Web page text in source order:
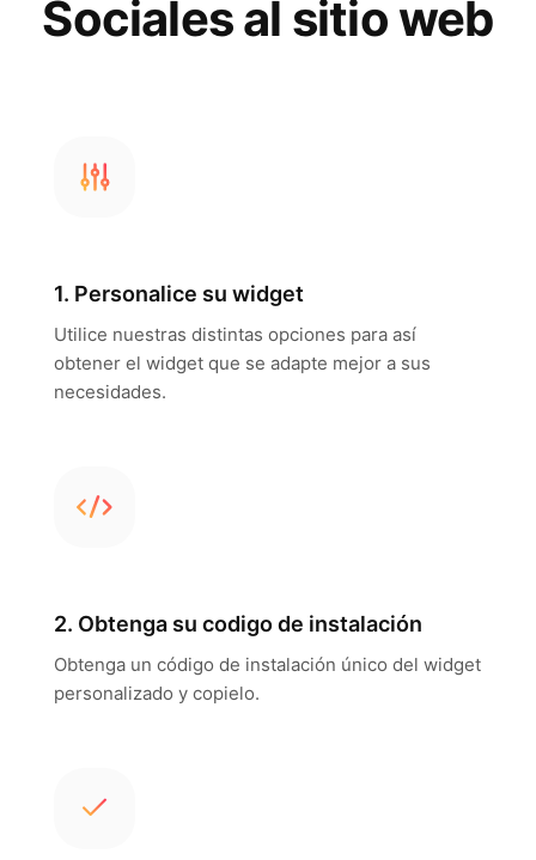
Sociales al sitio web
1. Personalice su widget
Utilice nuestras distintas opciones para así
obtener el widget que se adapte mejor a sus
necesidades.
2. Obtenga su codigo de instalación
Obtenga un código de instalación único del widget
personalizado y copielo.